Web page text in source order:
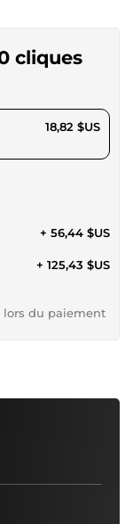
cliques
18,82 $US
+ 56,44 $US
+ 125,43 $US
lors du paiement